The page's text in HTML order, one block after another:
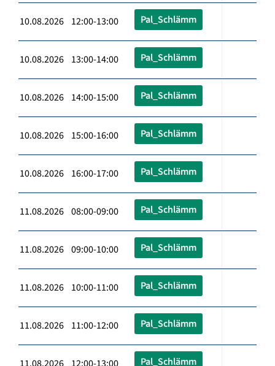
10.08.2026 12:00-13:00 Pal_Schlämm
10.08.2026 13:00-14:00 Pal_Schlämm
10.08.2026 14:00-15:00 Pal_Schlämm
10.08.2026 15:00-16:00 Pal_Schlämm
10.08.2026 16:00-17:00 Pal_Schlämm
11.08.2026 08:00-09:00 Pal_Schlämm
11.08.2026 09:00-10:00 Pal_Schlämm
11.08.2026 10:00-11:00 Pal_Schlämm
11.08.2026 11:00-12:00 Pal_Schlämm
Pal_Schlämm